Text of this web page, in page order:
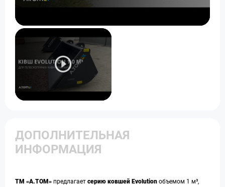
ДОПОЛНИТЕЛЬНАЯ
ИНФОРМАЦИЯ
ТМ «А.ТОМ» предлагает серию ковшей Evolution объемом 1 м³,